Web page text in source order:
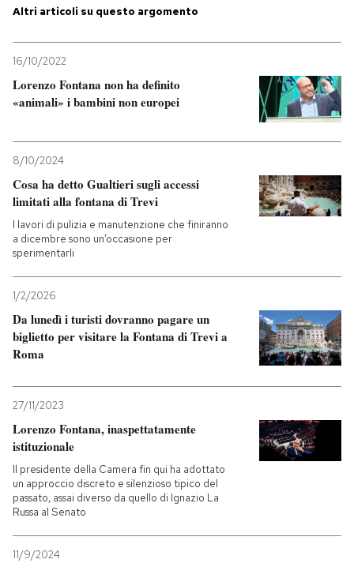
AREA PERSONALE
Altri articoli su questo argomento
16/10/2022
Lorenzo Fontana non ha definito
«animali» i bambini non europei
8/10/2024
Cosa ha detto Gualtieri sugli accessi
limitati alla fontana di Trevi
I lavori di pulizia e manutenzione che finiranno
a dicembre sono un’occasione per
sperimentarli
1/2/2026
Da lunedì i turisti dovranno pagare un
biglietto per visitare la Fontana di Trevi a
Roma
27/11/2023
Lorenzo Fontana, inaspettatamente
istituzionale
Il presidente della Camera fin qui ha adottato
un approccio discreto e silenzioso tipico del
passato, assai diverso da quello di Ignazio La
Russa al Senato
11/9/2024